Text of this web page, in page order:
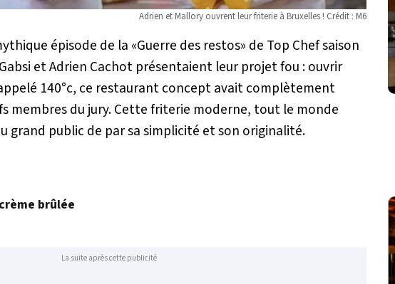
Adrien et Mallory ouvrent leur friterie à Bruxelles ! Crédit : M6
épisode de la «Guerre des restos» de Top Chef saison
et Adrien Cachot présentaient leur projet fou : ouvrir
140°c, ce restaurant concept avait complètement
membres du jury. Cette friterie moderne, tout le monde
grand public de par sa simplicité et son originalité.
brûlée
La suite après cette publicité